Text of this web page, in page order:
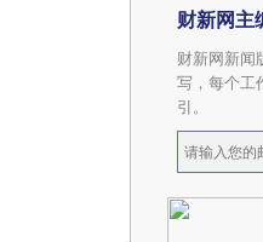
财新网主
财新网新闻
写，每个工
引。